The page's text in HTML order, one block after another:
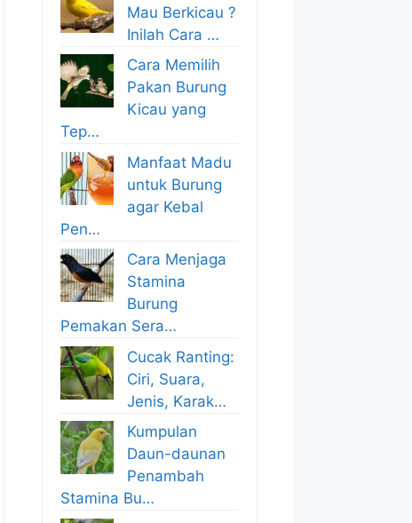
Mau Berkicau ?
Inilah Cara …
Cara Memilih
Pakan Burung
Kicau yang
Tep…
Manfaat Madu
untuk Burung
agar Kebal
Pen…
Cara Menjaga
Stamina
Burung
Pemakan Sera…
Cucak Ranting:
Ciri, Suara,
Jenis, Karak…
Kumpulan
Daun-daunan
Penambah
Stamina Bu…